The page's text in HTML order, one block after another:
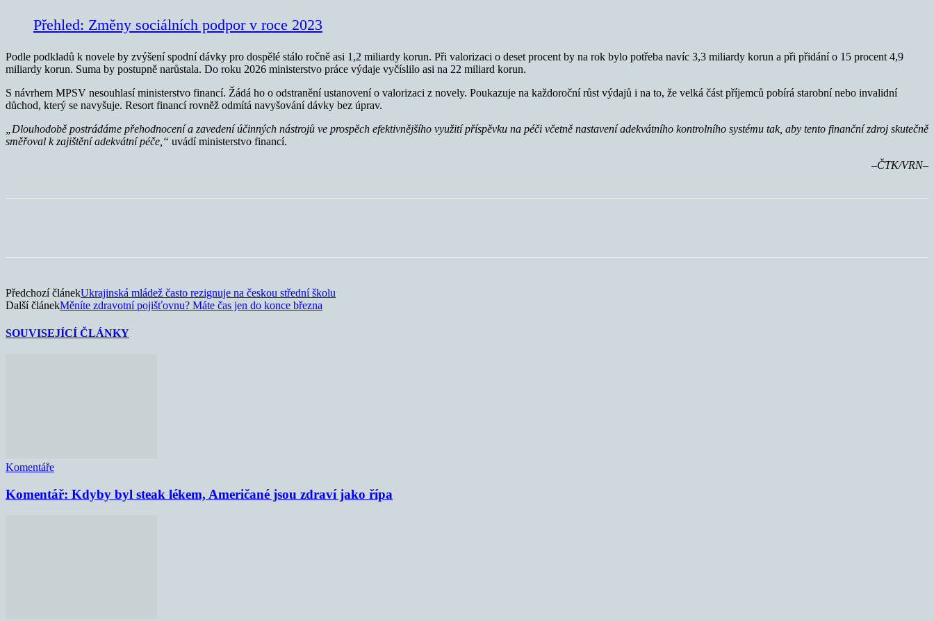
Přehled: Změny sociálních podpor v roce 2023
Podle podkladů k novele by zvýšení spodní dávky pro dospělé stálo ročně asi 1,2 miliardy korun. Při valorizaci o deset procent by na rok bylo potřeba navíc 3,3 miliardy korun a při přidání o 15 procent 4,9
miliardy korun. Suma by postupně narůstala. Do roku 2026 ministerstvo práce výdaje vyčíslilo asi na 22 miliard korun.
S návrhem MPSV nesouhlasí ministerstvo financí. Žádá ho o odstranění ustanovení o valorizaci z novely. Poukazuje na každoroční růst výdajů i na to, že velká část příjemců pobírá starobní nebo invalidní
důchod, který se navyšuje. Resort financí rovněž odmítá navyšování dávky bez úprav.
„Dlouhodobě postrádáme přehodnocení a zavedení účinných nástrojů ve prospěch efektivnějšího využití příspěvku na péči včetně nastavení adekvátního kontrolního systému tak, aby tento finanční zdroj skutečně
směřoval k zajištění adekvátní péče,“ uvádí ministerstvo financí.
–ČTK/VRN–
Předchozí článekUkrajinská mládež často rezignuje na českou střední školu
Další článekMěníte zdravotní pojišťovnu? Máte čas jen do konce března
SOUVISEJÍCÍ ČLÁNKY
Komentáře
Komentář: Kdyby byl steak lékem, Američané jsou zdraví jako řípa